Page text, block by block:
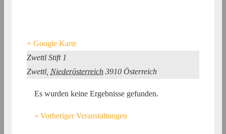
+ Google Karte
Zwettl Stift 1
Zwettl Niederösterreich 3910 Österreich
Es wurden keine Ergebnisse gefunden.
« Vorheriger Veranstaltungen